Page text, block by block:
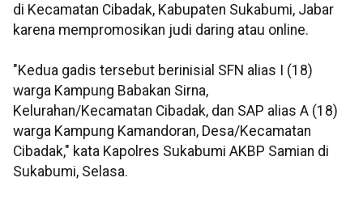
di Kecamatan Cibadak, Kabupaten Sukabumi, Jabar
karena mempromosikan judi daring atau online.
"Kedua gadis tersebut berinisial SFN alias I (18)
warga Kampung Babakan Sirna,
Kelurahan/Kecamatan Cibadak, dan SAP alias A (18)
warga Kampung Kamandoran, Desa/Kecamatan
Cibadak," kata Kapolres Sukabumi AKBP Samian di
Sukabumi, Selasa.